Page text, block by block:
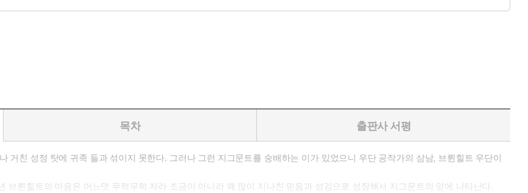
목차 출판사 서평
거친 성정 탓에 귀족 들과 섞이지 못한다. 그러나 그런 지그문트를 숭배하는 이가 있었으니 우단 공작가의 삼남, 브륀힐트 우단이
브륀힐트의 마음은 어느덧 무럭무럭 자라 조금이 아니라 꽤 많이 지나친 믿음과 섬김으로 성장해서 지그문트의 앞에 나타난다.